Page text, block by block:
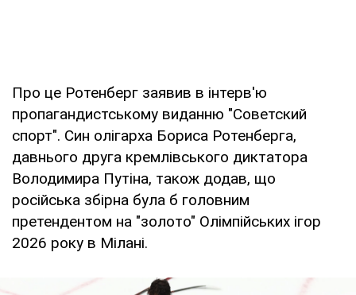
Про це Ротенберг заявив в інтерв'ю
пропагандистському виданню "Советский
спорт". Син олігарха Бориса Ротенберга,
давнього друга кремлівського диктатора
Володимира Путіна, також додав, що
російська збірна була б головним
претендентом на "золото" Олімпійських ігор
2026 року в Мілані.